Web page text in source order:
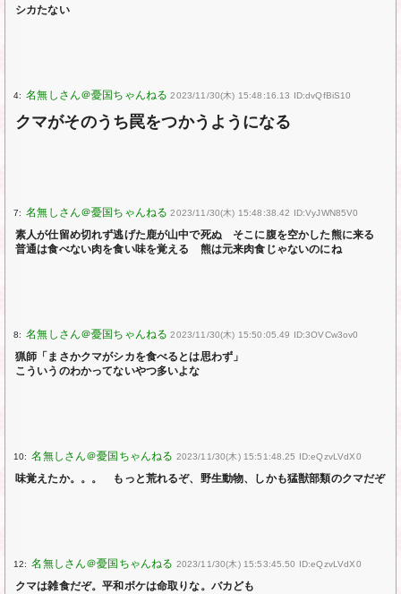
シカたない
4: 2023/11/30(木) 15:48:16.13 ID:dvQfBiS10
クマがそのうち罠をつかうようになる
7: 2023/11/30(木) 15:48:38.42 ID:VyJWN85V0
素人が仕留め切れず逃げた鹿が山中で死ぬ そこに腹を空かした熊に来る
普通は食べない肉を食い味を覚える 熊は元来肉食じゃないのにね
8: 2023/11/30(木) 15:50:05.49 ID:3OVCw3ov0
猟師「まさかクマがシカを食べるとは思わず」
こういうのわかってないやつ多いよな
10: 2023/11/30(木) 15:51:48.25 ID:eQzvLVdX0
味覚えたか。。。 もっと荒れるぞ、野生動物、しかも猛獣部類のクマだぞ
12: 2023/11/30(木) 15:53:45.50 ID:eQzvLVdX0
クマは雑食だぞ。平和ボケは命取りな。バカども